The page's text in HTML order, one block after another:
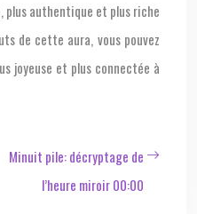
plus authentique et plus riche
de cette aura, vous pouvez
joyeuse et plus connectée à
Minuit pile: décryptage de
l’heure miroir 00:00